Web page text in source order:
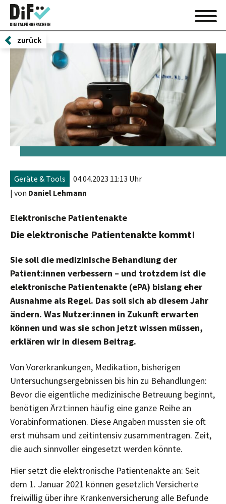
zurück
Geräte & Tools
04.04.2023 11:13 Uhr
| von Daniel Lehmann
Elektronische Patientenakte
Die elektronische Patientenakte kommt!
Sie soll die medizinische Behandlung der
Patient:innen verbessern – und trotzdem ist die
elektronische Patientenakte (ePA) bislang eher
Ausnahme als Regel. Das soll sich ab diesem Jahr
ändern. Was Nutzer:innen in Zukunft erwarten
können und was sie schon jetzt wissen müssen,
erklären wir in diesem Beitrag.
Von Vorerkrankungen, Medikation, bisherigen
Untersuchungsergebnissen bis hin zu Behandlungen:
Bevor die eigentliche medizinische Betreuung beginnt,
benötigen Ärzt:innen häufig eine ganze Reihe an
Vorabinformationen. Diese Angaben mussten sie oft
erst mühsam und zeitintensiv zusammentragen. Zeit,
die auch sinnvoller eingesetzt werden könnte.
Hier setzt die elektronische Patientenakte an: Seit
dem 1. Januar 2021 können gesetzlich Versicherte
freiwillig über ihre Krankenversicherung alle Befunde